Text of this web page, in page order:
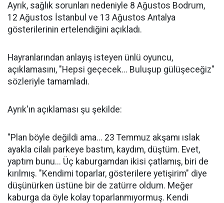
Ayrık, sağlık sorunları nedeniyle 8 Ağustos Bodrum,
12 Ağustos İstanbul ve 13 Ağustos Antalya
gösterilerinin ertelendiğini açıkladı.
Hayranlarından anlayış isteyen ünlü oyuncu,
açıklamasını, "Hepsi geçecek... Buluşup gülüşeceğiz"
sözleriyle tamamladı.
Ayrık'ın açıklaması şu şekilde:
"Plan böyle değildi ama... 23 Temmuz akşamı ıslak
ayakla cilalı parkeye bastım, kaydım, düştüm. Evet,
yaptım bunu... Üç kaburgamdan ikisi çatlamış, biri de
kırılmış. "Kendimi toparlar, gösterilere yetişirim" diye
düşünürken üstüne bir de zatürre oldum. Meğer
kaburga da öyle kolay toparlanmıyormuş. Kendi